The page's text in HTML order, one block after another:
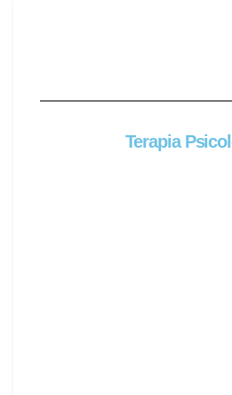
Terapia